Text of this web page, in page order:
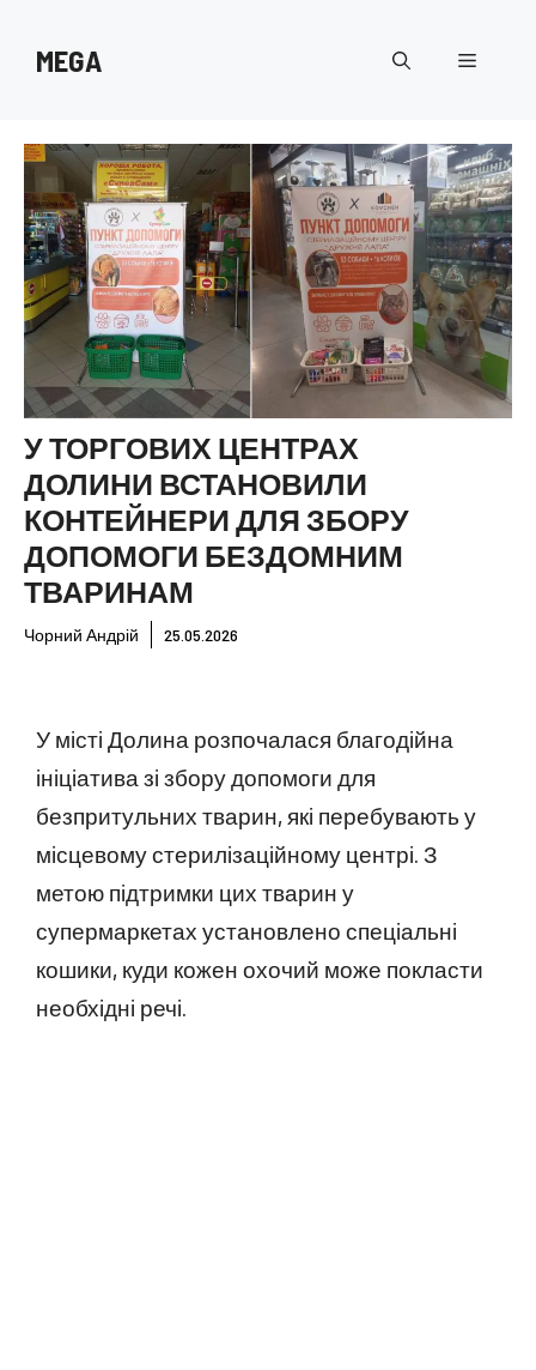
MEGA Меню
У ТОРГОВИХ ЦЕНТРАХ
ДОЛИНИ ВСТАНОВИЛИ
КОНТЕЙНЕРИ ДЛЯ ЗБОРУ
ДОПОМОГИ БЕЗДОМНИМ
ТВАРИНАМ
Чорний Андрій 25.05.2026
У місті Долина розпочалася благодійна
ініціатива зі збору допомоги для
безпритульних тварин, які перебувають у
місцевому стерилізаційному центрі. З
метою підтримки цих тварин у
супермаркетах установлено спеціальні
кошики, куди кожен охочий може покласти
необхідні речі.